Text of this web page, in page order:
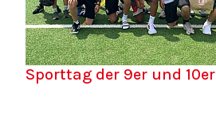
Sporttag der 9er und 10er